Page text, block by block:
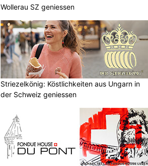
Wollerau SZ geniessen
Striezelkönig: Köstlichkeiten aus Ungarn in
der Schweiz geniessen